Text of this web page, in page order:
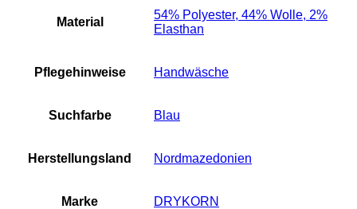
Material
54% Polyester, 44% Wolle, 2%
Elasthan
Pflegehinweise Handwäsche
Suchfarbe Blau
Herstellungsland Nordmazedonien
Marke DRYKORN